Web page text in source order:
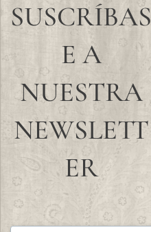
SUSCRÍBAS
E A
NUESTRA
NEWSLETT
ER